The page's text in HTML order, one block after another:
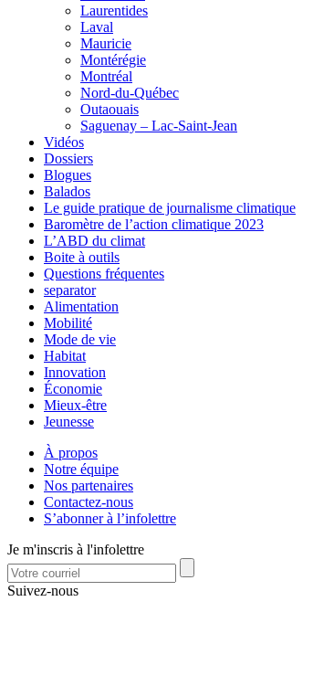
Laurentides
Laval
Mauricie
Montérégie
Montréal
Nord-du-Québec
Outaouais
Saguenay – Lac-Saint-Jean
Vidéos
Dossiers
Blogues
Balados
Le guide pratique de journalisme climatique
Baromètre de l’action climatique 2023
L’ABD du climat
Boite à outils
Questions fréquentes
separator
Alimentation
Mobilité
Mode de vie
Habitat
Innovation
Économie
Mieux-être
Jeunesse
À propos
Notre équipe
Nos partenaires
Contactez-nous
S’abonner à l’infolettre
Je m'inscris à l'infolettre
Suivez-nous